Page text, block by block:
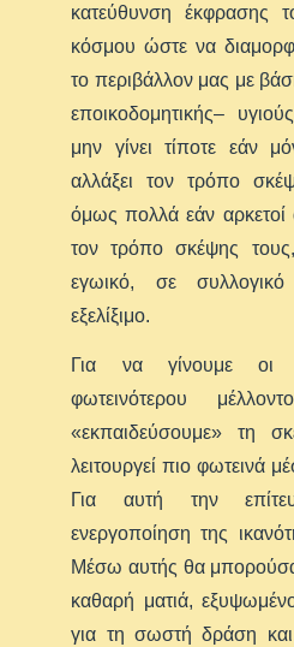
κατεύθυνση έκφρασης
κόσμου ώστε να
το περιβάλλον μας με
εποικοδομητικής–
μην γίνει τίποτε εάν
αλλάξει τον τρόπο
όμως πολλά εάν
τον τρόπο σκέψης
εγωικό, σε συλλογικό
εξελίξιμο.
Για να γίνουμε οι
φωτεινότερου
«εκπαιδεύσουμε» τη
λειτουργεί πιο φωτεινά
Για αυτή την
ενεργοποίηση της
Μέσω αυτής θα
καθαρή ματιά,
για τη σωστή δράση